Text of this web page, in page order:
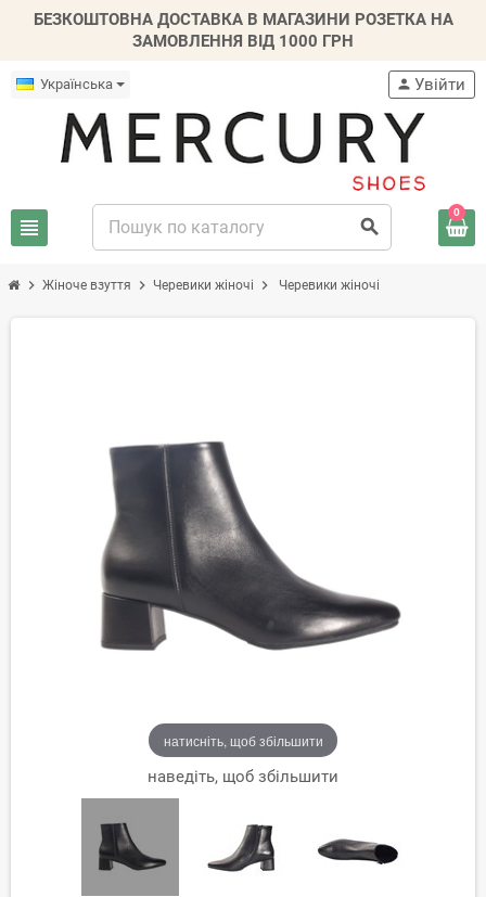
БЕЗКОШТОВНА ДОСТАВКА В МАГАЗИНИ РОЗЕТКА НА
ЗАМОВЛЕННЯ ВІД 1000 ГРН
Українська
view_headline search
person Увійти
0
chevron_right Жіноче взуття chevron_right Черевики жіночі chevron_right Черевики жіночі
натисніть, щоб збільшити
наведіть, щоб збільшити